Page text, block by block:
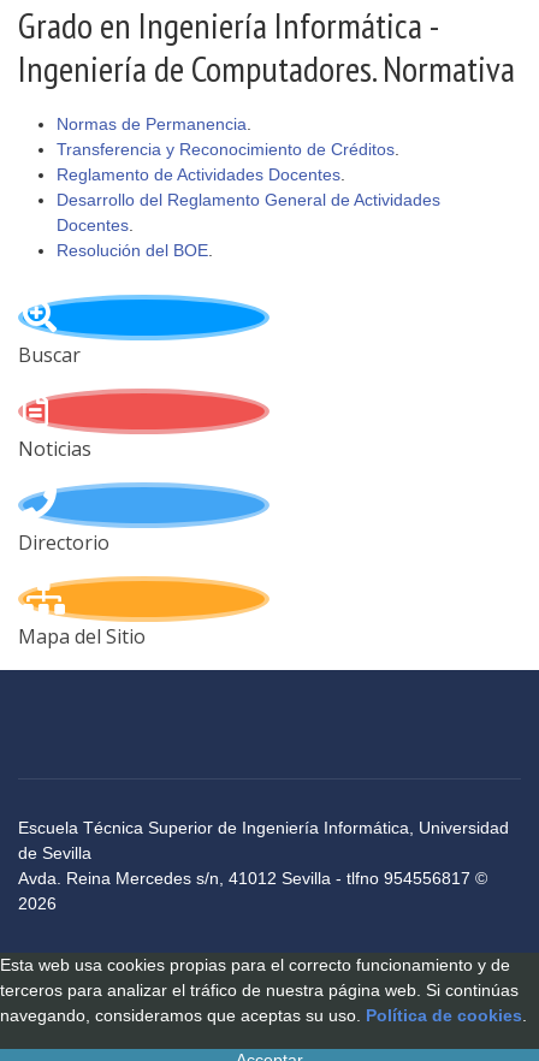
Grado en Ingeniería Informática -
Ingeniería de Computadores. Normativa
Normas de Permanencia
Transferencia y Reconocimiento de Créditos
Reglamento de Actividades Docentes
Desarrollo del Reglamento General de Actividades
Docentes
Resolución del BOE
Buscar
Noticias
Directorio
Mapa del Sitio
Escuela Técnica Superior de Ingeniería Informática, Universidad
de Sevilla
Avda. Reina Mercedes s/n, 41012 Sevilla - tlfno 954556817 ©
2026
Esta web usa cookies propias para el correcto funcionamiento y de
terceros para analizar el tráfico de nuestra página web. Si continúas
navegando, consideramos que aceptas su uso. Política de cookies